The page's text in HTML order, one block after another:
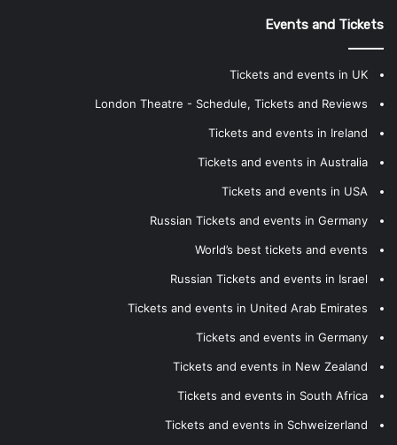
Events and Tickets
Tickets and events in UK
London Theatre - Schedule, Tickets and Reviews
Tickets and events in Ireland
Tickets and events in Australia
Tickets and events in USA
Russian Tickets and events in Germany
World’s best tickets and events
Russian Tickets and events in Israel
Tickets and events in United Arab Emirates
Tickets and events in Germany
Tickets and events in New Zealand
Tickets and events in South Africa
Tickets and events in Schweizerland